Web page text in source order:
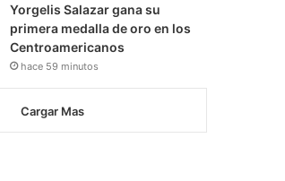
Yorgelis Salazar gana su
primera medalla de oro en los
Centroamericanos
hace 59 minutos
Cargar Mas